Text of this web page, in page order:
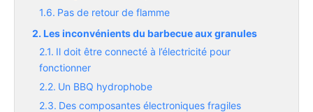
Pas de retour de flamme
Les inconvénients du barbecue aux granules
Il doit être connecté à l’électricité pour
fonctionner
Un BBQ hydrophobe
Des composantes électroniques fragiles